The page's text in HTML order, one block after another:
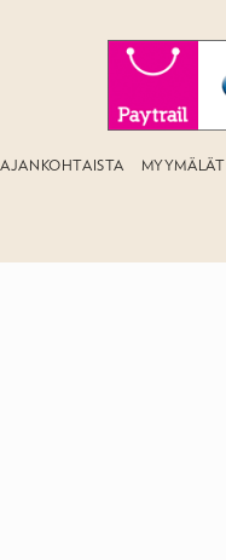
AJANKOHTAISTA MYYMÄLÄT